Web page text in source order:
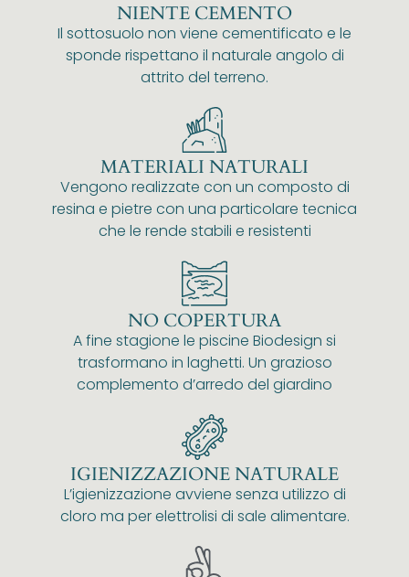
NIENTE CEMENTO
Il sottosuolo non viene cementificato e le
sponde rispettano il naturale angolo di
attrito del terreno.
MATERIALI NATURALI
Vengono realizzate con un composto di
resina e pietre con una particolare tecnica
che le rende stabili e resistenti
NO COPERTURA
A fine stagione le piscine Biodesign si
trasformano in laghetti. Un grazioso
complemento d’arredo del giardino
IGIENIZZAZIONE NATURALE
L’igienizzazione avviene senza utilizzo di
cloro ma per elettrolisi di sale alimentare.